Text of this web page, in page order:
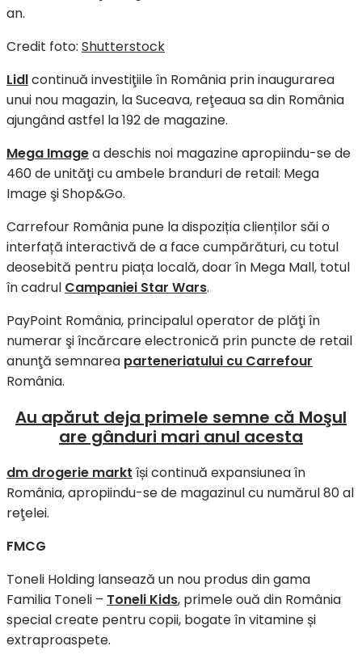
an.
Credit foto: Shutterstock
Lidlcontinuă investiţiile în România prin inaugurarea
unui nou magazin, la Suceava, reţeaua sa din România
ajungând astfel la 192 de magazine.
Mega Imagea deschis noi magazine apropiindu-se de
460 de unităţi cu ambele branduri de retail: Mega
Image şi Shop&Go.
Carrefour România pune la dispoziția clienților săi o
interfață interactivă de a face cumpărături, cu totul
deosebită pentru piața locală, doar în Mega Mall, totul
în cadrul Campaniei Star Wars.
PayPoint România, principalul operator de plăţi în
numerar şi încărcare electronică prin puncte de retail
anunţă semnarea parteneriatului cu Carrefour
România.
Au apărut deja primele semne că Moşul
are gânduri mari anul acesta
dm drogerie markt își continuă expansiunea în
România, apropiindu-se de magazinul cu numărul 80 al
reţelei.
FMCG
Toneli Holding lansează un nou produs din gama
Familia Toneli – Toneli Kids, primele ouă din România
special create pentru copii, bogate în vitamine și
extraproaspete.